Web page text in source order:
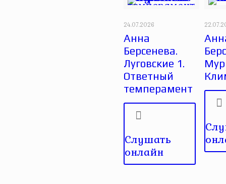
24.07.2026
Анна
Берсенева.
Луговские 1.
Ответный
темперамент
Слушать
онлайн